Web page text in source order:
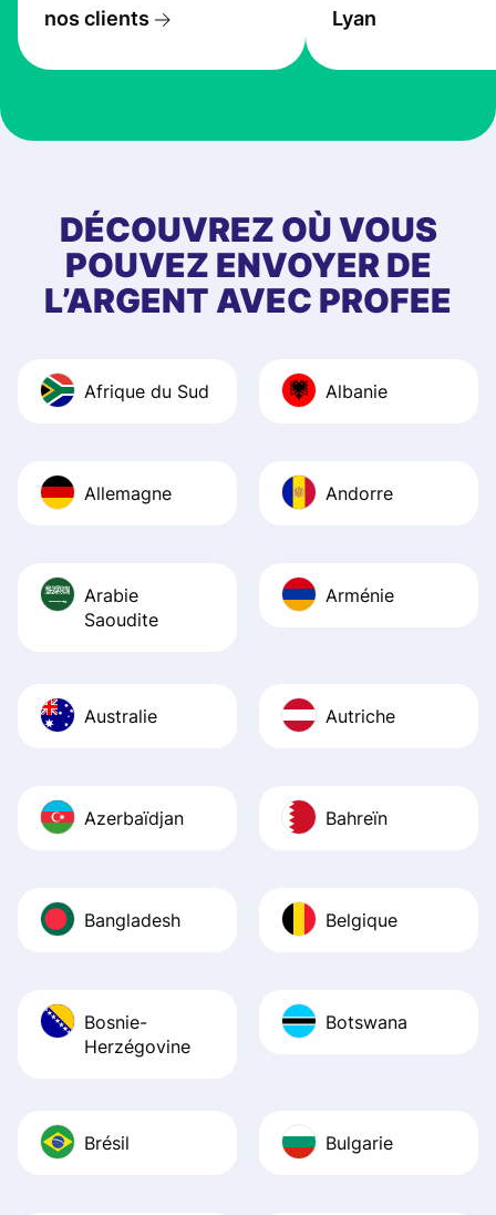
nos clients
the exchange
at Profee is very
first started
app, and they
quick to provide
and helpful
Recommend it!
Lyan
DÉCOUVREZ OÙ VOUS
POUVEZ ENVOYER DE
L’ARGENT AVEC PROFEE
Afrique du Sud Albanie
Allemagne Andorre
Arabie
Saoudite
Arménie
Australie Autriche
Azerbaïdjan Bahreïn
Bangladesh Belgique
Bosnie-
Herzégovine
Botswana
Brésil Bulgarie